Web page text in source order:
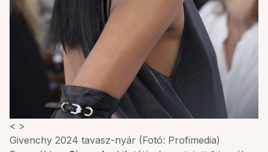
< >
Givenchy 2024 tavasz-nyár (Fotó: Profimedia)